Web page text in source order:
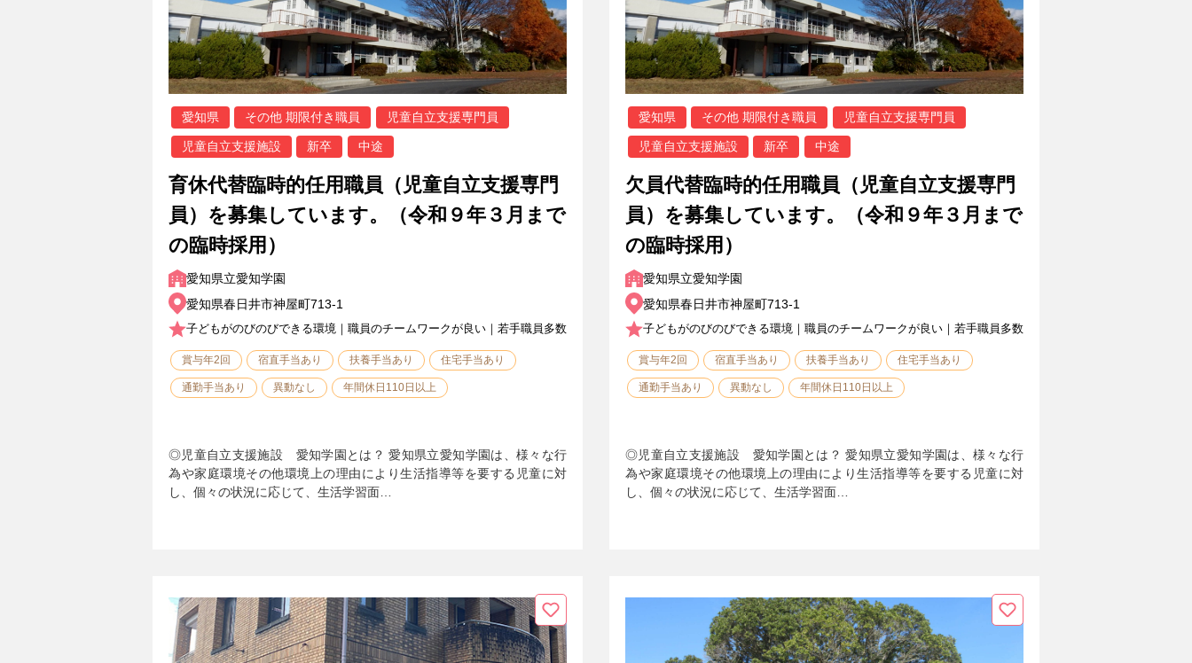
愛知県 その他 期限付き職員 児童自立支援専門員
児童自立支援施設 新卒 中途
育休代替臨時的任用職員（児童自立支援専門
員）を募集しています。（令和９年３月まで
の臨時採用）
愛知県立愛知学園
愛知県春日井市神屋町713-1
子どもがのびのびできる環境｜職員のチームワークが良い｜若手職員多数
賞与年2回 宿直手当あり 扶養手当あり 住宅手当あり
通勤手当あり 異動なし 年間休日110日以上
◎児童自立支援施設 愛知学園とは？ 愛知県立愛知学園は、様々な行
為や家庭環境その他環境上の理由により生活指導等を要する児童に対
し、個々の状況に応じて、生活学習面…
愛知県 その他 期限付き職員 児童自立支援専門員
児童自立支援施設 新卒 中途
欠員代替臨時的任用職員（児童自立支援専門
員）を募集しています。（令和９年３月まで
の臨時採用）
愛知県立愛知学園
愛知県春日井市神屋町713-1
子どもがのびのびできる環境｜職員のチームワークが良い｜若手職員多数
賞与年2回 宿直手当あり 扶養手当あり 住宅手当あり
通勤手当あり 異動なし 年間休日110日以上
◎児童自立支援施設 愛知学園とは？ 愛知県立愛知学園は、様々な行
為や家庭環境その他環境上の理由により生活指導等を要する児童に対
し、個々の状況に応じて、生活学習面…